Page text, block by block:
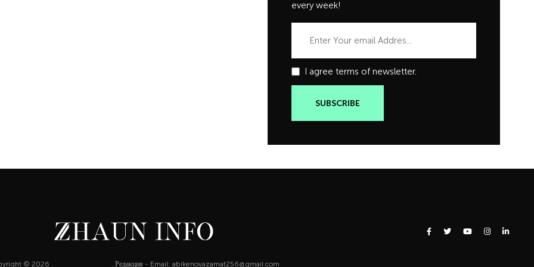
every week!
I agree terms of newsletter.
© 2026 . . Редакция - Email: abikenovazamat256@gmail.com